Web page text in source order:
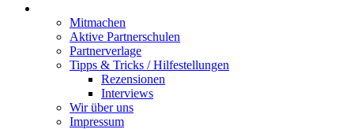
Mitmachen
Aktive Partnerschulen
Partnerverlage
Tipps & Tricks / Hilfestellungen
Rezensionen
Interviews
Wir über uns
Impressum